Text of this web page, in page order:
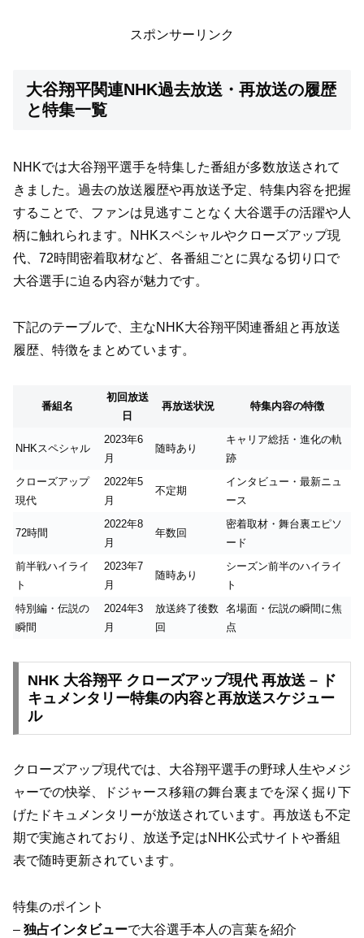
スポンサーリンク
大谷翔平関連NHK過去放送・再放送の履歴
と特集一覧
NHKでは大谷翔平選手を特集した番組が多数放送されて
きました。過去の放送履歴や再放送予定、特集内容を把握
することで、ファンは見逃すことなく大谷選手の活躍や人
柄に触れられます。NHKスペシャルやクローズアップ現
代、72時間密着取材など、各番組ごとに異なる切り口で
大谷選手に迫る内容が魅力です。
下記のテーブルで、主なNHK大谷翔平関連番組と再放送
履歴、特徴をまとめています。
番組名
初回放送
日
再放送状況 特集内容の特徴
NHKスペシャル
2023年6
月
随時あり
キャリア総括・進化の軌
跡
クローズアップ
現代
2022年5
月
不定期
インタビュー・最新ニュ
ース
72時間
2022年8
月
年数回
密着取材・舞台裏エピソ
ード
前半戦ハイライ
ト
2023年7
月
随時あり
シーズン前半のハイライ
ト
特別編・伝説の
瞬間
2024年3
月
放送終了後数
回
名場面・伝説の瞬間に焦
点
NHK 大谷翔平 クローズアップ現代 再放送 – ド
キュメンタリー特集の内容と再放送スケジュー
ル
クローズアップ現代では、大谷翔平選手の野球人生やメジ
ャーでの快挙、ドジャース移籍の舞台裏までを深く掘り下
げたドキュメンタリーが放送されています。再放送も不定
期で実施されており、放送予定はNHK公式サイトや番組
表で随時更新されています。
特集のポイント
– 独占インタビューで大谷選手本人の言葉を紹介